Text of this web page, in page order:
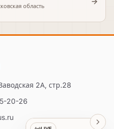
область
2А, стр.28
20-26